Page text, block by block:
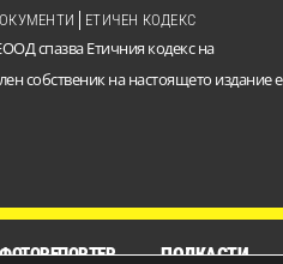
спазва Етичния кодекс на
собственик на настоящето издание е
ЕТИЧЕН КОДЕКС
ФОТОРЕПОРТЕР ПОДКАСТИ